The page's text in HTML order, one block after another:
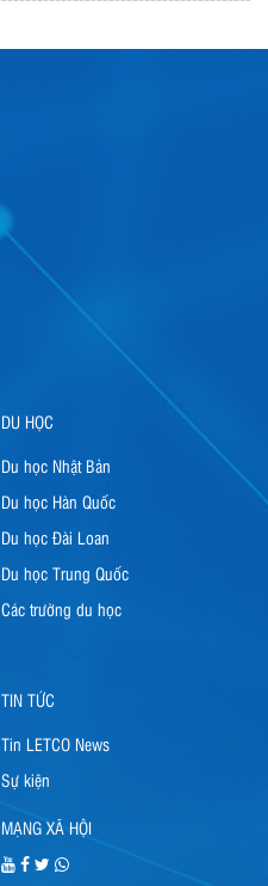
DU HỌC
Du học Nhật Bản
Du học Hàn Quốc
Du học Đài Loan
Du học Trung Quốc
Các trường du học
TIN TỨC
Tin LETCO News
Sự kiện
MẠNG XÃ HỘI